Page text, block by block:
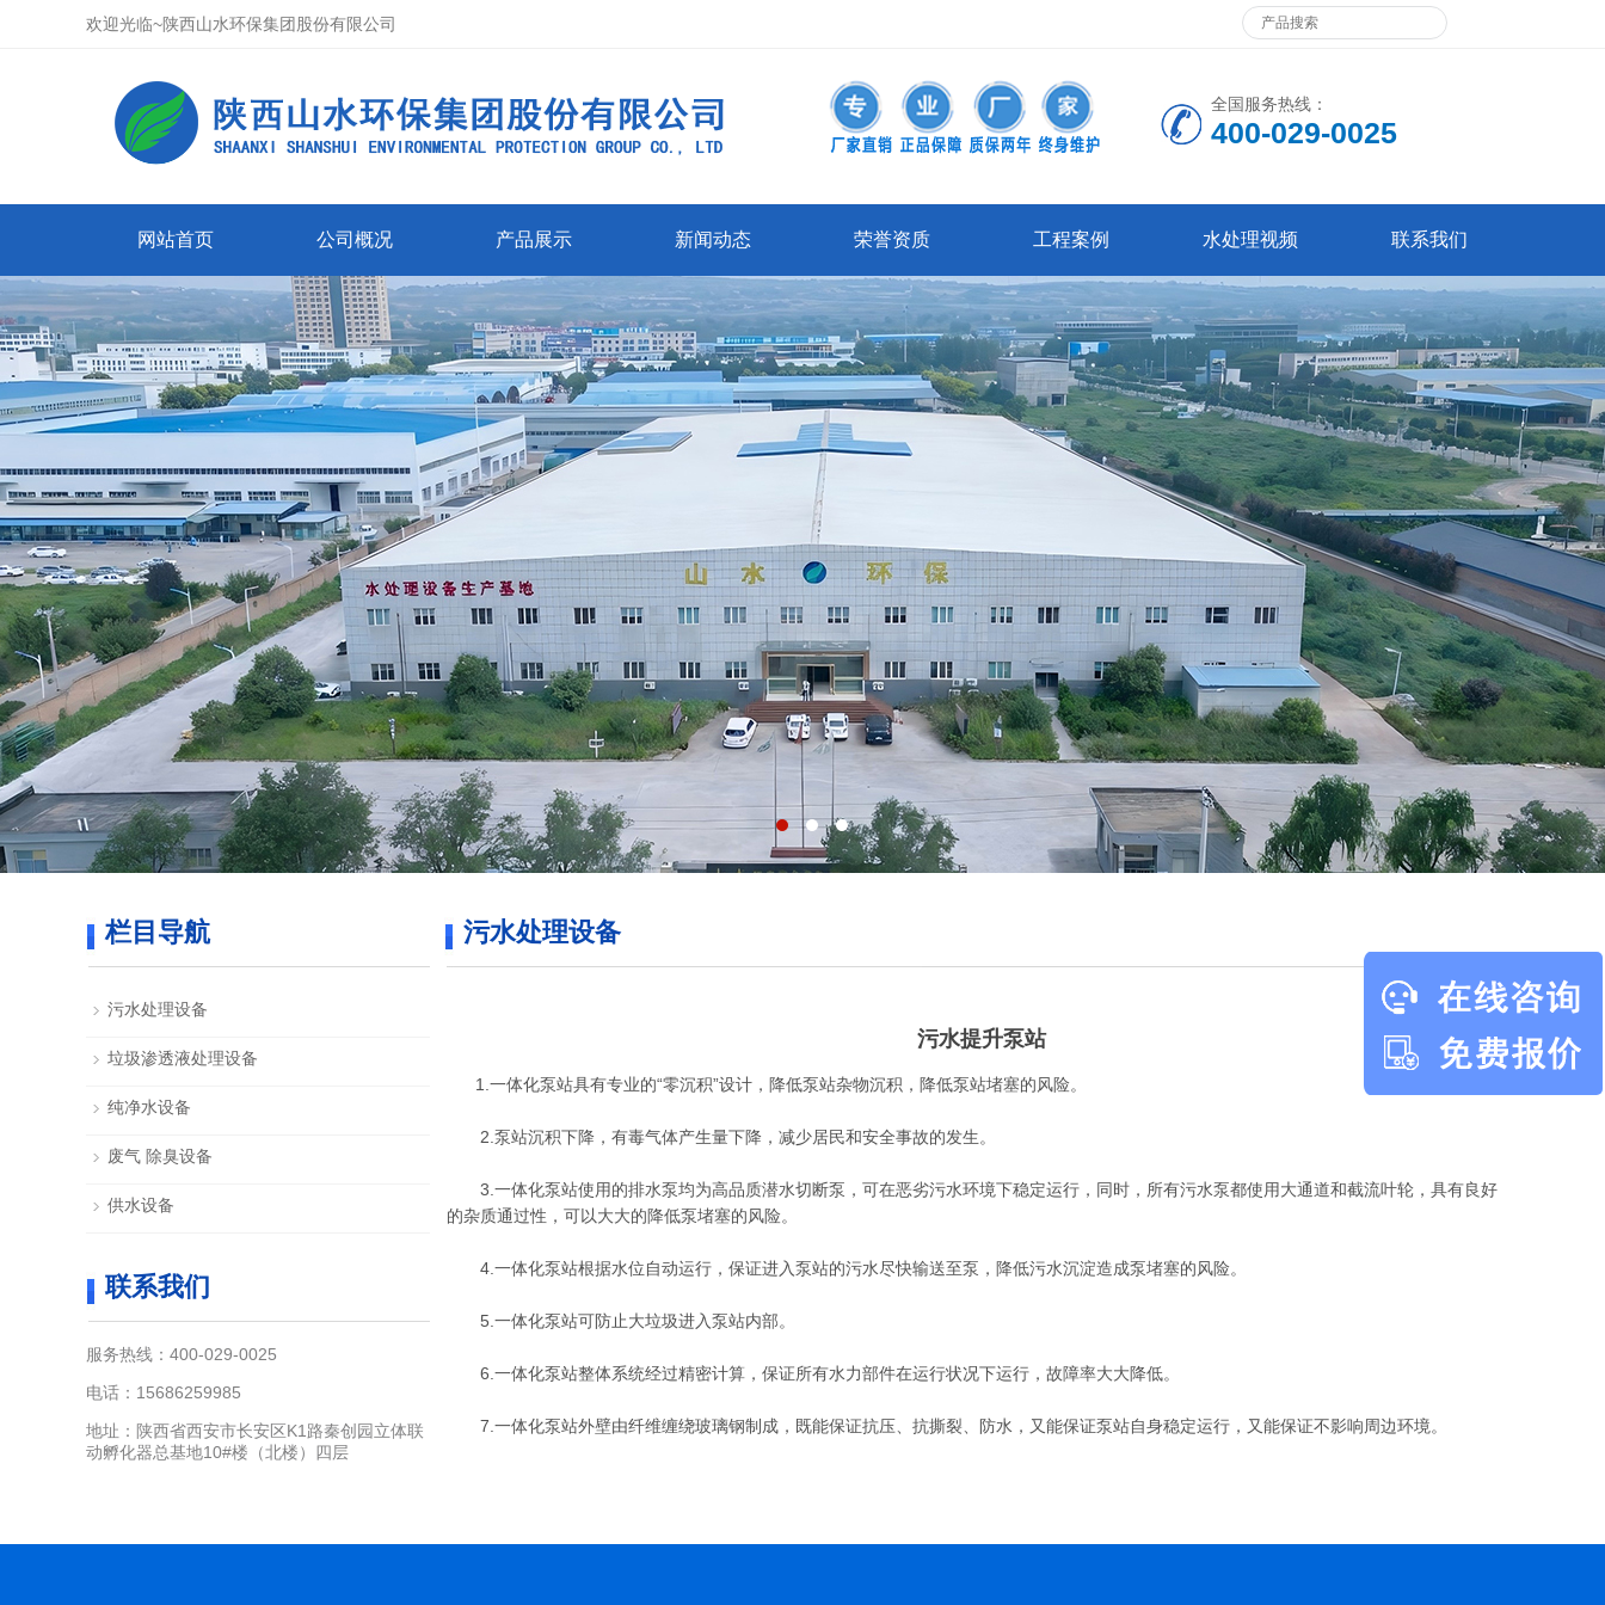
欢迎光临~陕西山水环保集团股份有限公司
全国服务热线：
400-029-0025
网站首页 公司概况 产品展示 新闻动态 荣誉资质 工程案例 水处理视频 联系我们
污水处理设备
污水提升泵站
1.一体化泵站具有专业的“零沉积”设计，降低泵站杂物沉积，降低泵站堵塞的风险。
2.泵站沉积下降，有毒气体产生量下降，减少居民和安全事故的发生。
3.一体化泵站使用的排水泵均为高品质潜水切断泵，可在恶劣污水环境下稳定运行，同时，所有污水泵都使用大通道和截流叶轮，具有良好
的杂质通过性，可以大大的降低泵堵塞的风险。
4.一体化泵站根据水位自动运行，保证进入泵站的污水尽快输送至泵，降低污水沉淀造成泵堵塞的风险。
5.一体化泵站可防止大垃圾进入泵站内部。
6.一体化泵站整体系统经过精密计算，保证所有水力部件在运行状况下运行，故障率大大降低。
7.一体化泵站外壁由纤维缠绕玻璃钢制成，既能保证抗压、抗撕裂、防水，又能保证泵站自身稳定运行，又能保证不影响周边环境。
栏目导航
污水处理设备
垃圾渗透液处理设备
纯净水设备
废气 除臭设备
供水设备
联系我们
服务热线：400-029-0025
电话：15686259985
地址：陕西省西安市长安区K1路秦创园立体联
动孵化器总基地10#楼（北楼）四层